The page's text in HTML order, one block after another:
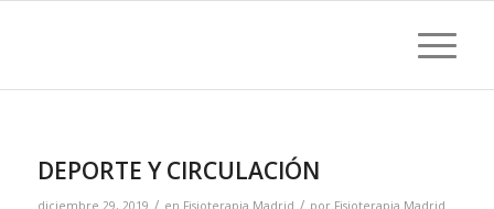
DEPORTE Y CIRCULACIÓN
diciembre 29, 2019 / en Fisioterapia Madrid / por Fisioterapia Madrid